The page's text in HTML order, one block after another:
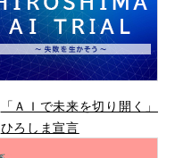
「ＡＩで未来を切り開く」
ひろしま宣言